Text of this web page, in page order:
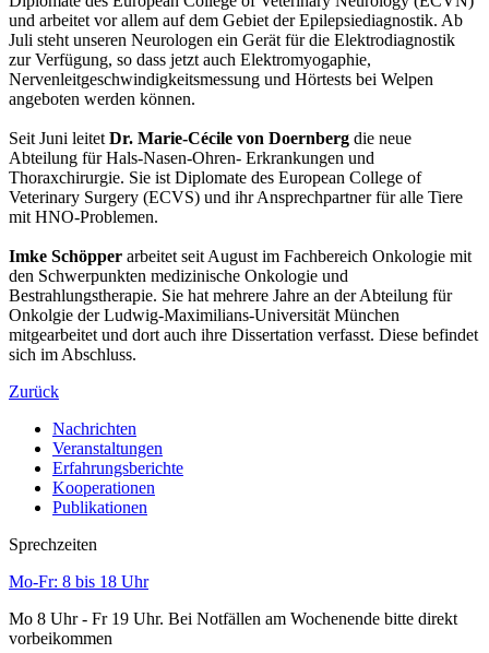
und arbeitet vor allem auf dem Gebiet der Epilepsiediagnostik. Ab
Juli steht unseren Neurologen ein Gerät für die Elektrodiagnostik
zur Verfügung, so dass jetzt auch Elektromyogaphie,
Nervenleitgeschwindigkeitsmessung und Hörtests bei Welpen
angeboten werden können.
Seit Juni leitetDr. Marie-Cécile von Doernberg die neue
Abteilung für Hals-Nasen-Ohren- Erkrankungen und
Thoraxchirurgie. Sie ist Diplomate des European College of
Veterinary Surgery (ECVS) und ihr Ansprechpartner für alle Tiere
mit HNO-Problemen.
Imke Schöpper arbeitet seit August im Fachbereich Onkologie mit
den Schwerpunkten medizinische Onkologie und
Bestrahlungstherapie. Sie hat mehrere Jahre an der Abteilung für
Onkolgie der Ludwig-Maximilians-Universität München
mitgearbeitet und dort auch ihre Dissertation verfasst. Diese befindet
sich im Abschluss.
Zurück
Nachrichten
Veranstaltungen
Erfahrungsberichte
Kooperationen
Publikationen
Sprechzeiten
Mo-Fr: 8 bis 18 Uhr
Mo 8 Uhr - Fr 19 Uhr. Bei Notfällen am Wochenende bitte direkt
vorbeikommen